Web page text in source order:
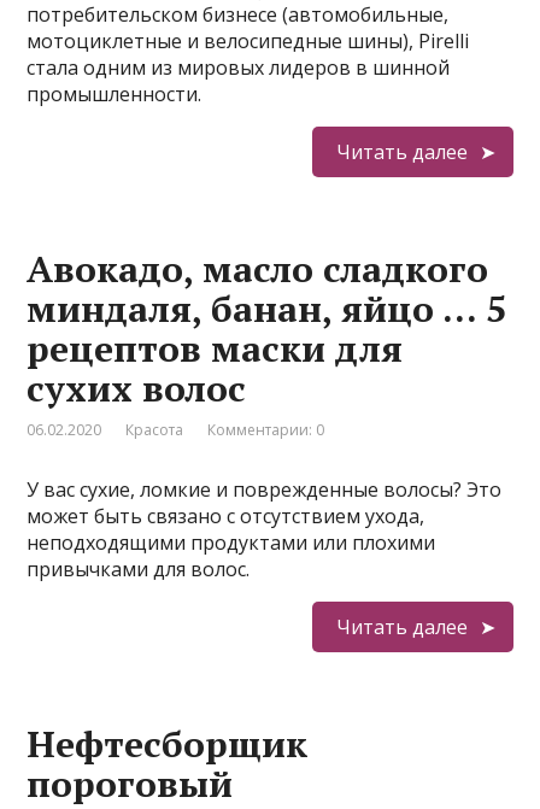
потребительском бизнесе (автомобильные,
мотоциклетные и велосипедные шины), Pirelli
стала одним из мировых лидеров в шинной
промышленности.
Читать далее
Авокадо, масло сладкого
миндаля, банан, яйцо … 5
рецептов маски для
сухих волос
06.02.2020 Красота Комментарии: 0
У вас сухие, ломкие и поврежденные волосы? Это
может быть связано с отсутствием ухода,
неподходящими продуктами или плохими
привычками для волос.
Читать далее
Нефтесборщик
пороговый